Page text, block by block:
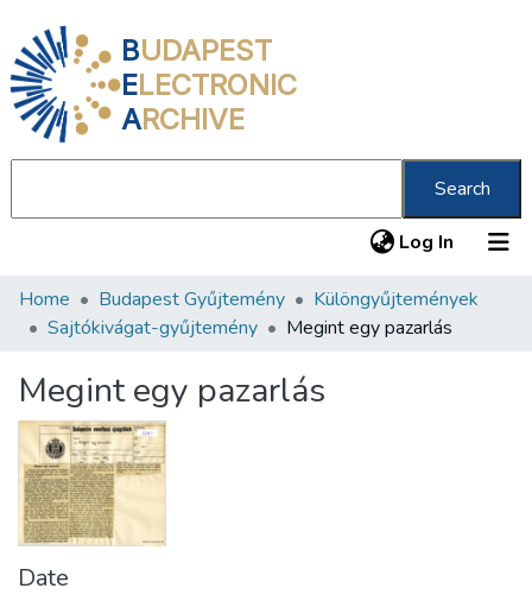
BUDAPEST
ELECTRONIC
ARCHIVE
Search
Log In (current)
Communities & Collections
Statistics
About us
Home Budapest Gyűjtemény
Különgyűjtemények
Sajtókivágat-gyűjtemény
Megint egy pazarlás
Megint egy pazarlás
Date